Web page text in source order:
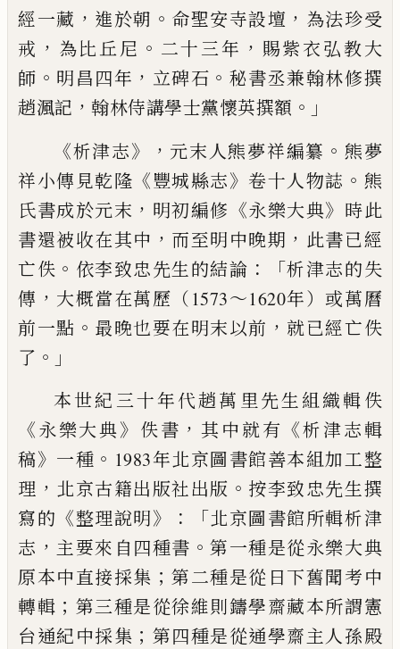
經一藏 ， 進於朝 。 命聖安寺設壇 ， 為法珍受
戒 ， 為比丘尼 。 二十三年 ， 賜紫衣弘教大
師 。 明昌四年 ， 立碑石 。 秘書丞兼翰林修撰
趙渢記 ， 翰林侍講學士黨懷英撰額 。」
《析津志》， 元末人熊夢祥編纂 。 熊夢
祥小傳見乾隆 《豐城縣志》 卷十人物誌 。 熊
氏書成於元末 ， 明初編修 《永樂大典》 時此
書還被收在其中 ， 而至明中晚期 ， 此書已經
亡佚 。 依李致忠先生的結論 ：「析津志的失
傳 ， 大概當在萬歷（1573～1620年）或萬曆
前一點 。 最晚也要在明末以前 ， 就已經亡佚
了 。」
本世紀三十年代趙萬里先生組織輯佚
《永樂大典》 佚書 ，其中就有 《析津志輯
稿》 一種 。 1983年北京圖書館善本組加工整
理 ， 北京古籍出版社出版 。 按李致忠先生撰
寫的 《整理說明》：「北京圖書館所輯析津
志 ， 主要來自四種書 。第一種是從永樂大典
原本中直接採集 ； 第二種是從日下舊聞考中
轉輯 ； 第三種是從徐維則鑄學齋藏本所謂憲
台通紀中採集 ； 第四種是從通學齋主人孫殿